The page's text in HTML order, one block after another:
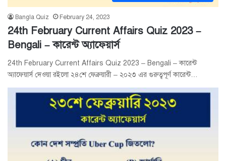
Bangla Quiz February 24, 2023
24th February Current Affairs Quiz 2023 –
Bengali – কারেন্ট অ্যাফেয়ার্স
24th February Current Affairs Quiz 2023 – Bengali – কারেন্ট
অ্যাফেয়ার্স দেওয়া রইলো ২৪শে ফেব্রুয়ারী – ২০২৩ এর গুরুত্বপূর্ণ কারেন্ট…